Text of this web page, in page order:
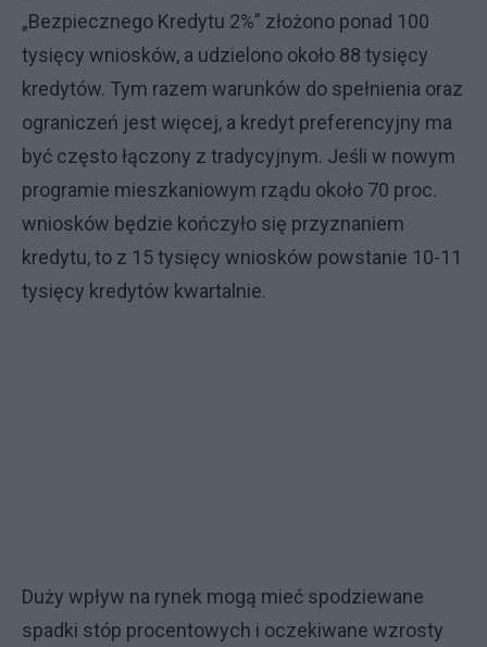
„Bezpiecznego Kredytu 2%” złożono ponad 100
tysięcy wniosków, a udzielono około 88 tysięcy
kredytów. Tym razem warunków do spełnienia oraz
ograniczeń jest więcej, a kredyt preferencyjny ma
być często łączony z tradycyjnym. Jeśli w nowym
programie mieszkaniowym rządu około 70 proc.
wniosków będzie kończyło się przyznaniem
kredytu, to z 15 tysięcy wniosków powstanie 10-11
tysięcy kredytów kwartalnie.
Duży wpływ na rynek mogą mieć spodziewane
spadki stóp procentowych i oczekiwane wzrosty